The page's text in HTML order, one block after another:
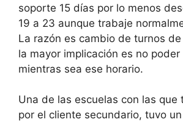
soporte 15 días por lo menos
19 a 23 aunque trabaje
La razón es cambio de turnos
la mayor implicación es no
mientras sea ese horario.
Una de las escuelas con las que
por el cliente secundario, tuvo